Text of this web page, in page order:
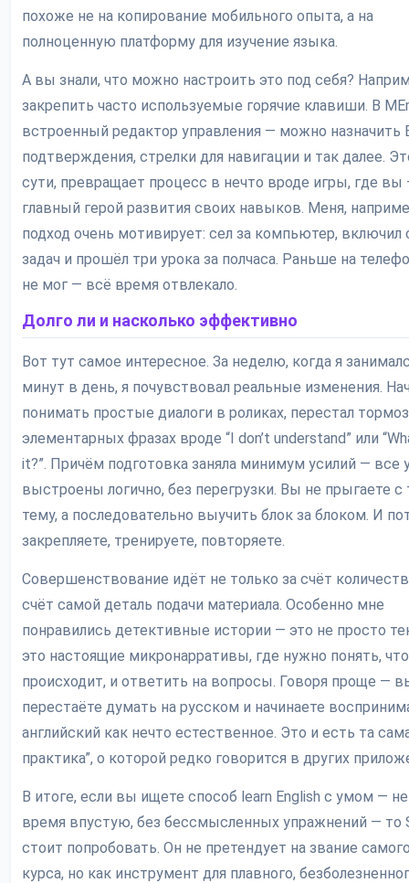
похоже не на копирование мобильного опыта, а на
полноценную платформу для изучение языка.
А вы знали, что можно настроить это под себя?
закрепить часто используемые горячие клавиши. В
встроенный редактор управления — можно назначить
подтверждения, стрелки для навигации и так далее.
сути, превращает процесс в нечто вроде игры, где вы
главный герой развития своих навыков. Меня,
подход очень мотивирует: сел за компьютер, включил
задач и прошёл три урока за полчаса. Раньше на
не мог — всё время отвлекало.
Долго ли и насколько эффективно
Вот тут самое интересное. За неделю, когда я
минут в день, я почувствовал реальные изменения.
понимать простые диалоги в роликах, перестал
элементарных фразах вроде “I don’t understand” или
it?”. Причём подготовка заняла минимум усилий — все
выстроены логично, без перегрузки. Вы не прыгаете
тему, а последовательно выучить блок за блоком. И
закрепляете, тренируете, повторяете.
Совершенствование идёт не только за счёт
счёт самой деталь подачи материала. Особенно мне
понравились детективные истории — это не просто
это настоящие микронарративы, где нужно понять, что
происходит, и ответить на вопросы. Говоря проще —
перестаёте думать на русском и начинаете
английский как нечто естественное. Это и есть та
практика”, о которой редко говорится в других
В итоге, если вы ищете способ learn English c умом —
время впустую, без бессмысленных упражнений — то
стоит попробовать. Он не претендует на звание
курса, но как инструмент для плавного,